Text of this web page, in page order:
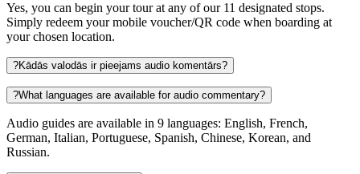
Yes, you can begin your tour at any of our 11 designated stops.
Simply redeem your mobile voucher/QR code when boarding at
your chosen location.
?Kādās valodās ir pieejams audio komentārs?
?What languages are available for audio commentary?
Audio guides are available in 9 languages: English, French,
German, Italian, Portuguese, Spanish, Chinese, Korean, and
Russian.